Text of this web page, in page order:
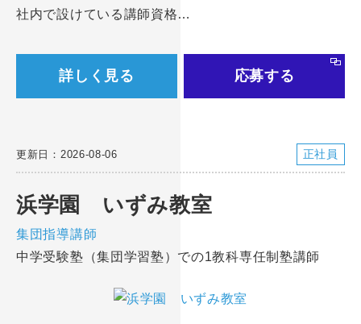
社内で設けている講師資格…
詳しく見る 応募する
更新日：2026-08-06 正社員
浜学園 いずみ教室
集団指導講師
中学受験塾（集団学習塾）での1教科専任制塾講師